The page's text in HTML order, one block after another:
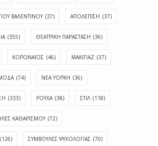
ΒΑΛΕΝΤΊΝΟΥ (37) ΑΠΟΛΈΠΙΣΗ (37)
(355) ΘΕΑΤΡΙΚΗ ΠΑΡΑΣΤΑΣΗ (36)
ΚΟΡΩΝΑΪΟΣ (46) ΜΑΚΙΓΙΑΖ (37)
(74) ΝΕΑ ΥΟΡΚΗ (36)
(333) ΡΟΥΧΑ (38) ΣΤΙΛ (118)
ΚΑΘΑΡΙΣΜΟΥ (72)
(126) ΣΥΜΒΟΥΛΕΣ ΨΥΧΟΛΟΓΙΑΣ (70)